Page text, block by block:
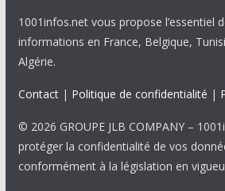
1001infos.net vous propose l’essentiel
informations en France, Belgique,
Algérie.
Contact| Politique de confidentialité |
© 2026 GROUPE JLB COMPANY –
protéger la confidentialité de vos
conformément à la législation en